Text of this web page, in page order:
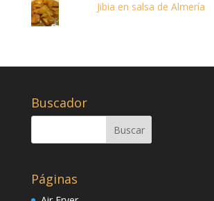
Jibia en salsa de Almería
Buscador
Páginas